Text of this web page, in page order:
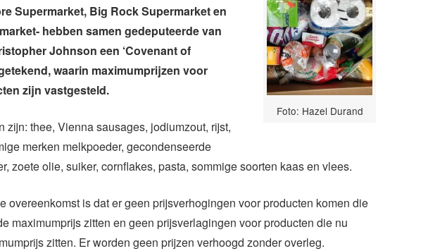
Foto: Hazel Durand
Supermarket, Big Rock Supermarket en
hebben samen gedeputeerde van
Johnson een ‘Covenant of
waarin maximumprijzen voor
zijn vastgesteld.
zijn: thee, Vienna sausages, jodiumzout, rijst,
merken melkpoeder, gecondenseerde
zoete olie, suiker, cornflakes, pasta, sommige soorten kaas en vlees.
overeenkomst is dat er geen prijsverhogingen voor producten komen die
maximumprijs zitten en geen prijsverlagingen voor producten die nu
zitten. Er worden geen prijzen verhoogd zonder overleg.